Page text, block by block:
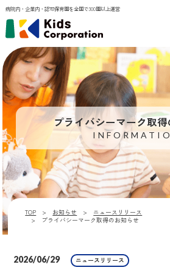
病院内・企業内・認可保育園を全国で300園以上運営
プライバシーマーク取
TOP お知らせ
ニュースリリース
プライバシーマーク取得のお知らせ
2026/06/29 ニュースリリース